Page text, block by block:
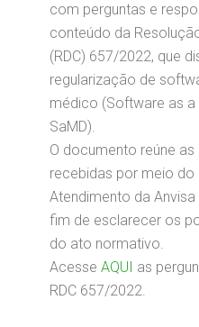
com perguntas e
conteúdo da
(RDC) 657/2022, que
regularização de
médico (Software as a
SaMD).
O documento reúne
recebidas por meio do
Atendimento da
fim de esclarecer os
do ato normativo.
Acesse AQUI as
RDC 657/2022.